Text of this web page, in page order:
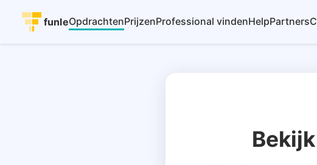
funleOpdrachtenPrijzenProfessional vindenHelpPartners